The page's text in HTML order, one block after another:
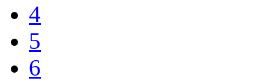
4
5
6